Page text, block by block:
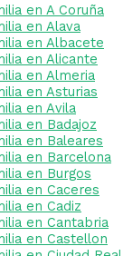
en A Coruña
en Alava
en Albacete
en Alicante
en Almeria
en Asturias
en Avila
en Badajoz
en Baleares
en Barcelona
en Burgos
en Caceres
en Cadiz
en Cantabria
en Castellon